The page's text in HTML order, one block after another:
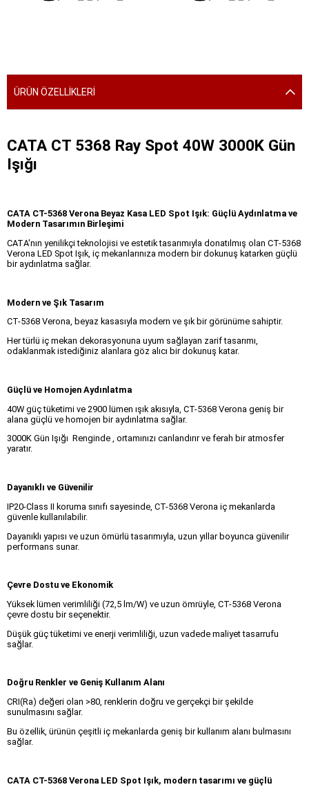
ÜRÜN ÖZELLIKLERI
CATA CT 5368 Ray Spot 40W 3000K Gün
Işığı
CATA CT-5368 Verona Beyaz Kasa LED Spot Işık: Güçlü Aydınlatma ve
Modern Tasarımın Birleşimi
CATA'nın yenilikçi teknolojisi ve estetik tasarımıyla donatılmış olan CT-5368
Verona LED Spot Işık, iç mekanlarınıza modern bir dokunuş katarken güçlü
bir aydınlatma sağlar.
Modern ve Şık Tasarım
CT-5368 Verona, beyaz kasasıyla modern ve şık bir görünüme sahiptir.
Her türlü iç mekan dekorasyonuna uyum sağlayan zarif tasarımı,
odaklanmak istediğiniz alanlara göz alıcı bir dokunuş katar.
Güçlü ve Homojen Aydınlatma
40W güç tüketimi ve 2900 lümen ışık akısıyla, CT-5368 Verona geniş bir
alana güçlü ve homojen bir aydınlatma sağlar.
3000K Gün Işığı Renginde , ortamınızı canlandırır ve ferah bir atmosfer
yaratır.
Dayanıklı ve Güvenilir
IP20-Class II koruma sınıfı sayesinde, CT-5368 Verona iç mekanlarda
güvenle kullanılabilir.
Dayanıklı yapısı ve uzun ömürlü tasarımıyla, uzun yıllar boyunca güvenilir
performans sunar.
Çevre Dostu ve Ekonomik
Yüksek lümen verimliliği (72,5 lm/W) ve uzun ömrüyle, CT-5368 Verona
çevre dostu bir seçenektir.
Düşük güç tüketimi ve enerji verimliliği, uzun vadede maliyet tasarrufu
sağlar.
Doğru Renkler ve Geniş Kullanım Alanı
CRI(Ra) değeri olan >80, renklerin doğru ve gerçekçi bir şekilde
sunulmasını sağlar.
Bu özellik, ürünün çeşitli iç mekanlarda geniş bir kullanım alanı bulmasını
sağlar.
CATA CT-5368 Verona LED Spot Işık, modern tasarımı ve güçlü